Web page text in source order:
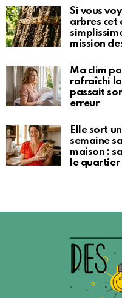
Si vous
arbres cet
mission
Ma clim
rafraîchi la
passait
erreur
Elle sort
semaine
maison :
le quartier